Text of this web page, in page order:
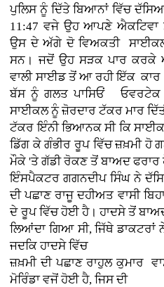
ਪੁਲਿਸ ਨੂੰ ਦਿੱਤੇ ਬਿਆਨਾਂ ਵਿੱਚ
11:47 ਵਜੇ ਉਹ ਆਪਣੇ ਐਕਟਿਵਾ
ਉਸ ਦੇ ਅੱਗੇ ਦੋ ਵਿਅਕਤੀ
ਸਨ। ਜਦੋਂ ਉਹ ਸੜਕ ਪਾਰ ਕਰਕੇ
ਵਾਲੀ ਸਾਈਡ ਤੋਂ ਆ ਰਹੀ ਇੱਕ
ਬੱਸ ਨੂੰ ਗਲਤ ਪਾਸਿਓਂ
ਸਾਈਕਲ ਨੂੰ ਜ਼ੋਰਦਾਰ ਟੱਕਰ ਮਾਰ
ਟੱਕਰ ਇੰਨੀ ਭਿਆਨਕ ਸੀ ਕਿ
ਡਿੱਗ ਕੇ ਗੰਭੀਰ ਰੂਪ ਵਿੱਚ ਜ਼ਖ਼ਮੀ ਹੋ
ਮੌਕੇ 'ਤੇ ਗੱਡੀ ਰੋਕਣ ਤੋਂ ਬਾਅਦ ਫਰਾਰ
ਇੰਸਪੈਕਟਰ ਗਗਨਦੀਪ ਸਿੰਘ ਨੇ
ਦੀ ਪਛਾਣ ਰਾਜੂ ਦਹੀਅਤ ਵਾਸੀ
ਦੇ ਰੂਪ ਵਿੱਚ ਹੋਈ ਹੈ। ਹਾਦਸੇ ਤੋਂ
ਲਿਆਂਦਾ ਗਿਆ ਸੀ, ਜਿੱਥੇ ਡਾਕਟਰਾਂ
ਜਦਕਿ ਹਾਦਸੇ ਵਿੱਚ
ਜ਼ਖ਼ਮੀ ਦੀ ਪਛਾਣ ਰਾਹੁਲ ਕੁਮਾਰ
ਮੋਰਿੰਡਾ ਵਜੋਂ ਹੋਈ ਹੈ, ਜਿਸ ਦੀ